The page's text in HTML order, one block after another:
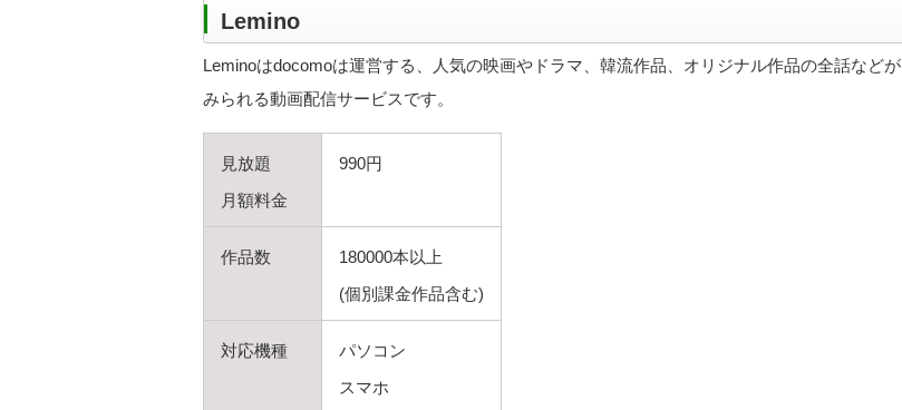
Lemino
Leminoはdocomoは運営する、人気の映画やドラマ、韓流作品、オリジナル作品の全話などが
みられる動画配信サービスです。
見放題
月額料金
990円
作品数
180000本以上
(個別課金作品含む)
対応機種
パソコン
スマホ